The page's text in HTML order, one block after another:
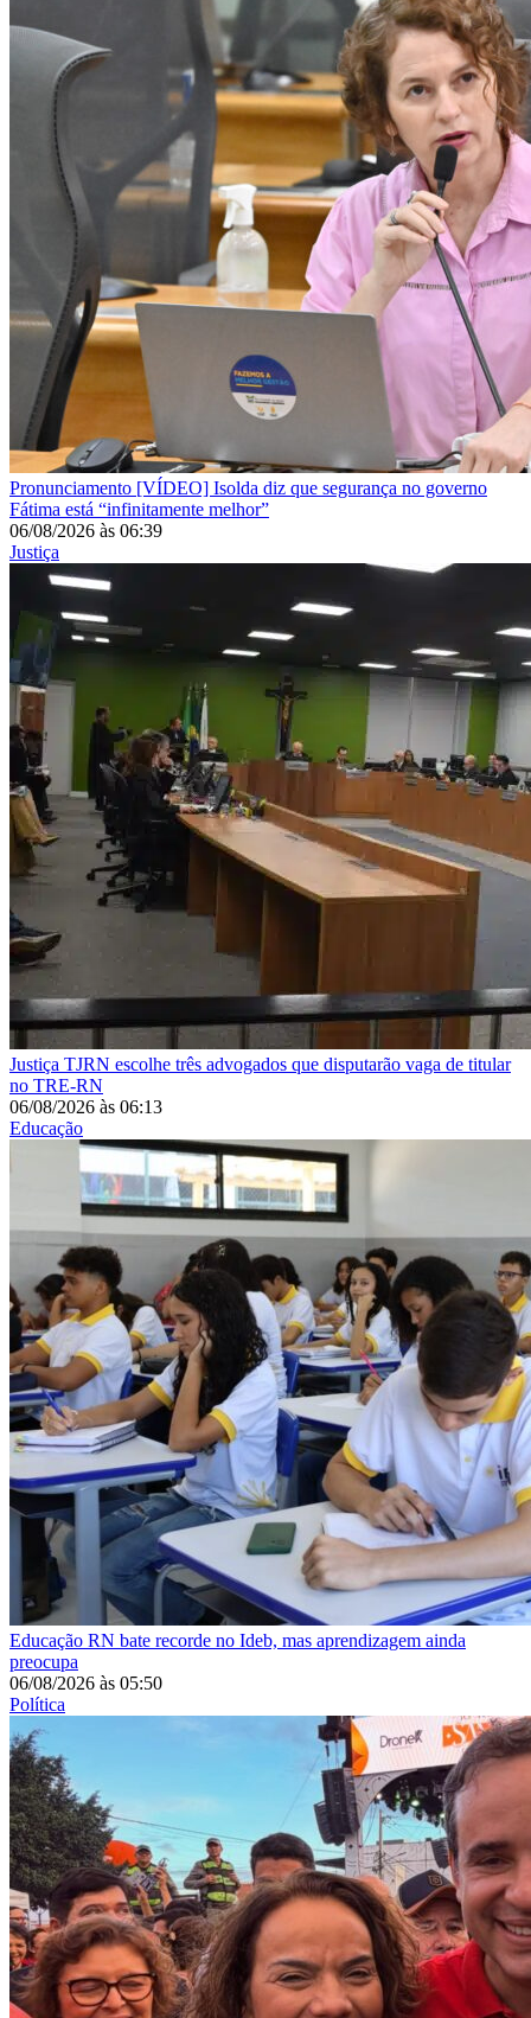
Pronunciamento [VÍDEO] Isolda diz que segurança no governo
Fátima está “infinitamente melhor”
06/08/2026 às 06:39
Justiça
Justiça TJRN escolhe três advogados que disputarão vaga de titular
no TRE-RN
06/08/2026 às 06:13
Educação
Educação RN bate recorde no Ideb, mas aprendizagem ainda
preocupa
06/08/2026 às 05:50
Política